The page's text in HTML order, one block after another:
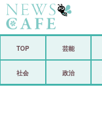
TOP 芸能
社会 政治